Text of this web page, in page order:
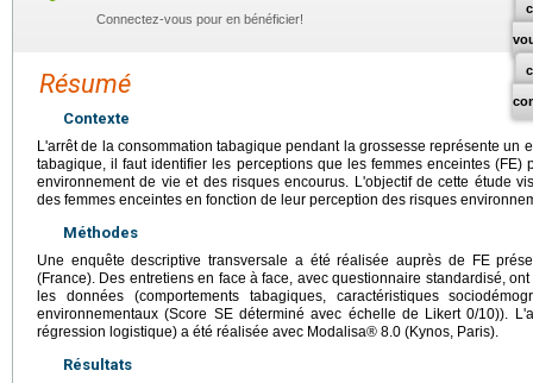
Connectez-vous pour en bénéficier!
Résumé
Contexte
L'arrêt de la consommation tabagique pendant la grossesse représente un
tabagique, il faut identifier les perceptions que les femmes enceintes (FE)
environnement de vie et des risques encourus. L'objectif de cette étude
des femmes enceintes en fonction de leur perception des risques
Méthodes
Une enquête descriptive transversale a été réalisée auprès de FE
(France). Des entretiens en face à face, avec questionnaire standardisé,
les données (comportements tabagiques, caractéristiques
environnementaux (Score SE déterminé avec échelle de Likert 0/10)).
régression logistique) a été réalisée avec Modalisa® 8.0 (Kynos, Paris).
Résultats